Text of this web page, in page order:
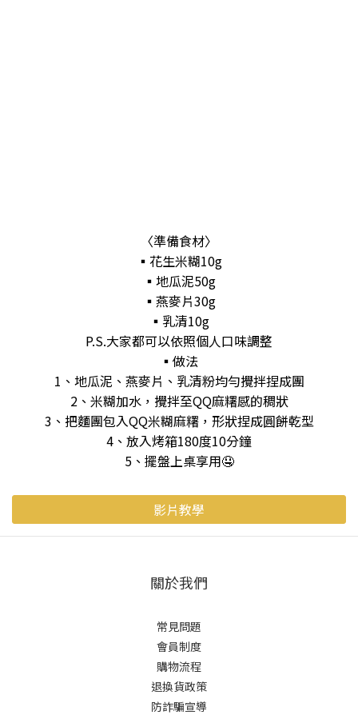
〈準備食材〉
▪️花生米糊10g
▪️地瓜泥50g
▪️燕麥片30g
▪️乳清10g
P.S.大家都可以依照個人口味調整
▪️做法
1、地瓜泥、燕麥片、乳清粉均勻攪拌捏成團
2、米糊加水，攪拌至QQ麻糬感的稠狀
3、把麵團包入QQ米糊麻糬，形狀捏成圓餅乾型
4、放入烤箱180度10分鐘
5、擺盤上桌享用🤤
影片教學
關於我們
常見問題
會員制度
購物流程
退換貨政策
防詐騙宣導